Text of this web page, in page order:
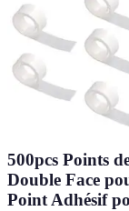
500pcs Points
Double Face
Point Adhésif